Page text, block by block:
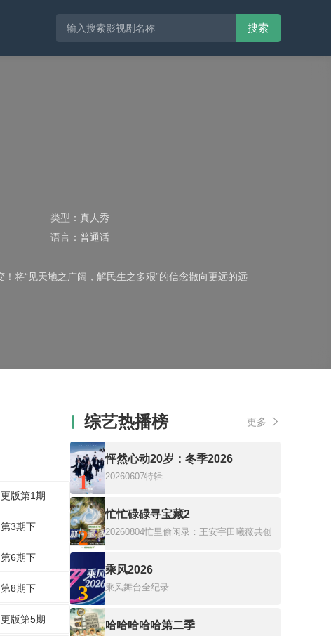
搜索
类型： 真人秀
语言： 普通话
将“见天地之广阔，解民生之多艰”的信念撒向更远的远
版第1期
第3期下
第6期下
第8期下
版第5期
综艺热播榜 更多
1
怦然心动20岁：冬季2026
20260607特辑
2
忙忙碌碌寻宝藏2
20260804忙里偷闲录：王安宇田曦薇共创
3
乘风2026
乘风舞台全纪录
哈哈哈哈哈第二季